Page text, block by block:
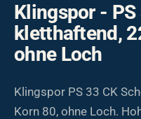
Klingspor - PS
kletthaftend,
ohne Loch
Klingspor PS 33 CK
Korn 80, ohne Loch.